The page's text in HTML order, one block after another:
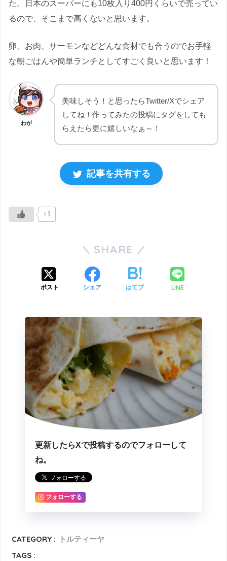
た。日本のスーパーにも10枚入り400円くらいで売ってい
るので、そこまで高くないと思います。
卵、お肉、サーモンなどどんな食材でも合うのでお手軽
な朝ごはんや簡単ランチとしてすごく良いと思います！
わが
美味しそう！と思ったらTwitter/Xでシェア
してね！作ってみたの投稿にタグをしても
らえたら更に嬉しいなぁ～！
記事を共有する
+1
SHARE
ポスト シェア はてブ LINE
更新したらXで投稿するのでフォローして
ね。
フォローする
CATEGORY :
トルティーヤ
TAGS :